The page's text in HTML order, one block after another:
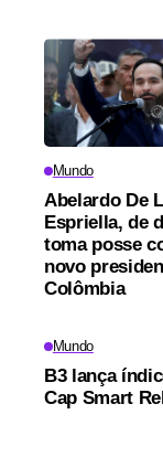
Mundo
Abelardo De
Espriella, de
toma posse
novo
Colômbia
Mundo
B3 lança
Cap Smart